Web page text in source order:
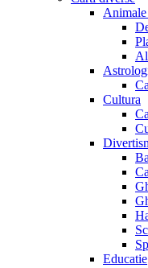
Animale
Cultura
Educatie